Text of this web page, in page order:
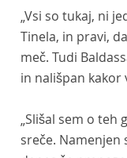
„Vsi so tukaj, ni
Tinela, in pravi,
meč. Tudi
in nališpan kakor
„Slišal sem o teh
sreče. Namenjen